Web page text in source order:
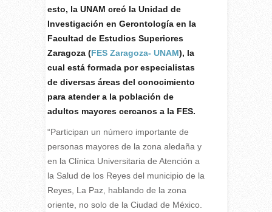
esto, la UNAM creó la Unidad de
Investigación en Gerontología en la
Facultad de Estudios Superiores
Zaragoza (FES Zaragoza- UNAM), la
cual está formada por especialistas
de diversas áreas del conocimiento
para atender a la población de
adultos mayores cercanos a la FES.
“Participan un número importante de
personas mayores de la zona aledaña y
en la Clínica Universitaria de Atención a
la Salud de los Reyes del municipio de la
Reyes, La Paz, hablando de la zona
oriente, no solo de la Ciudad de México.